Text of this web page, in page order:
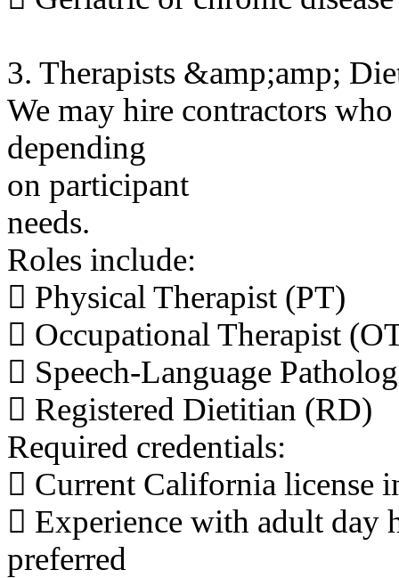
3. Therapists &amp;amp;
We may hire contractors
depending
on participant
needs.
Roles include:
 Physical Therapist (PT)
 Occupational Therapist
 Speech-Language
 Registered Dietitian (RD)
Required credentials:
 Current California license
 Experience with adult day
preferred